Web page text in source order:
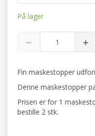
På lager
Fin maskestopper
Denne maskestopper
Prisen er for 1
bestille 2 stk.